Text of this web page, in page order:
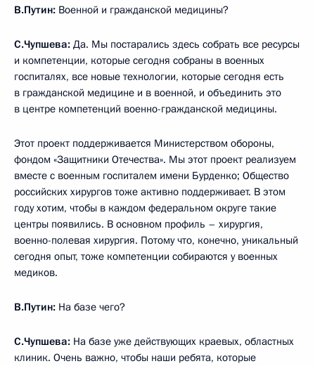
В.Путин: Военной и гражданской медицины?
С.Чупшева: Да. Мы постарались здесь собрать все ресурсы
и компетенции, которые сегодня собраны в военных
госпиталях, все новые технологии, которые сегодня есть
в гражданской медицине и в военной, и объединить это
в центре компетенций военно-гражданской медицины.
Этот проект поддерживается Министерством обороны,
фондом «Защитники Отечества». Мы этот проект реализуем
вместе с военным госпиталем имени Бурденко; Общество
российских хирургов тоже активно поддерживает. В этом
году хотим, чтобы в каждом федеральном округе такие
центры появились. В основном профиль – хирургия,
военно-полевая хирургия. Потому что, конечно, уникальный
сегодня опыт, тоже компетенции собираются у военных
медиков.
В.Путин: На базе чего?
С.Чупшева: На базе уже действующих краевых, областных
клиник. Очень важно, чтобы наши ребята, которые